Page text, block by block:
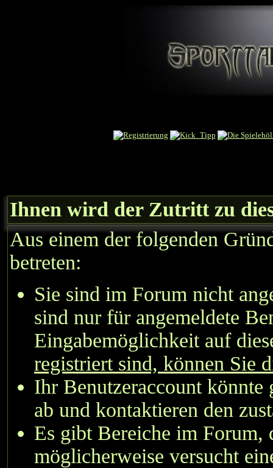
Ihnen wird der Zutritt zu
Aus einem der folgenden
betreten:
Sie sind im Forum nicht
sind nur für angemeldete
Eingabemöglichkeit auf
registriert sind, können Sie
Ihr Benutzeraccount könnte
ab und kontaktieren den
Es gibt Bereiche im Forum,
möglicherweise versucht